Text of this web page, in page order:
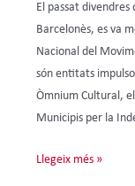
El passat divendres
Barcelonès, es va
Nacional del
són entitats
Òmnium Cultural, el
Municipis per la
Llegeix més »